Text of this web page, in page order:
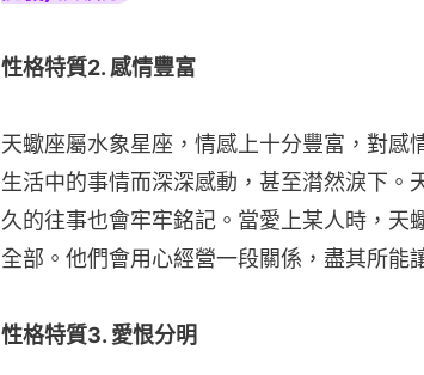
性格特質2. 感情豐富
天蠍座屬水象星座，情感上十分豐富，對感
生活中的事情而深深感動，甚至潸然淚下。
久的往事也會牢牢銘記。當愛上某人時，天
全部。他們會用心經營一段關係，盡其所能
性格特質3. 愛恨分明